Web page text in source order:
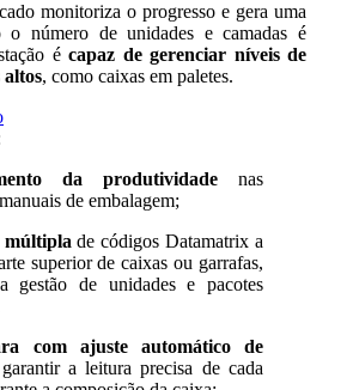
monitoriza o progresso e gera uma
o número de unidades e camadas é
é capaz de gerenciar níveis de
altos, como caixas em paletes.
da produtividade nas
de embalagem;
múltiplade códigos Datamatrix a
superior de caixas ou garrafas,
gestão de unidades e pacotes
com ajuste automático de
a leitura precisa de cada